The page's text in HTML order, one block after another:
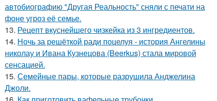
автобиографию "Другая Реальность" сняли с печати на
фоне угроз её семье.
13. Рецепт вкуснейшего чизкейка из 3 ингредиентов.
14. Ночь за решёткой ради поцелуя - история Ангелины
николау и Ивана Кузнецова (Beerkus) стала мировой
сенсацией.
15. Семейные пары, которые разрушила Анджелина
Джоли.